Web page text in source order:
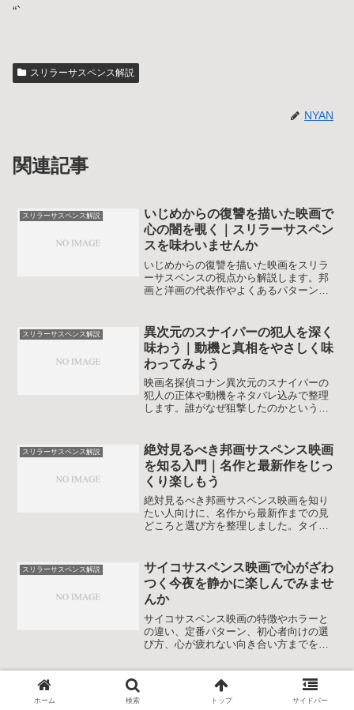
“`
スリラーサスペンス解説
NYAN
関連記事
スリラーサスペンス解説
いじめからの復讐を描いた映画で
心の闇を覗く｜スリラーサスペン
スを味わいませんか
いじめからの復讐を描いた映画をスリラ
ーサスペンスの視点から解説します。邦
画と洋画の代表作やよくあるパターンを
まで丁寧にまとめた内容です。
スリラーサスペンス解説
異次元のスナイパーの犯人を深く
味わう｜動機と真相をやさしく味
わってみよう
映画名探偵コナン異次元のスナイパーの
犯人の正体や動機をネタバレ込みで整理
します。誰がなぜ狙撃したのかという疑
やすく解説する記事です。
スリラーサスペンス解説
絶対見るべき邦画サスペンス映画
を知る入門｜名作と最新作をじっ
くり楽しもう
絶対見るべき邦画サスペンス映画を知り
たい人向けに、名作から最新作までの見
どころと選び方を整理しました。タイプ
記事です。初めてサスペンスを見る人に
も再鑑賞の指針を求めるファンにも役立
つ内容です。
スリラーサスペンス解説
サイコサスペンス映画で心がざわ
つく今夜を静かに楽しんでみませ
んか
サイコサスペンス映画の特徴やホラーと
の違い、定番パターン、初心者向けの選
び方、心が疲れない向き合い方までをや
を両立させて作品を楽しむコツを整理し
スリラーサスペンス解説
サイコロジカルホラーとは何かを
学ぶ映画入門｜怖さの正体を優し
ホーム 検索 トップ サイドバー